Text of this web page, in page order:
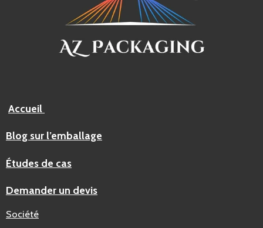
Accueil
Blog sur l’emballage
Études de cas
Demander un devis
Société